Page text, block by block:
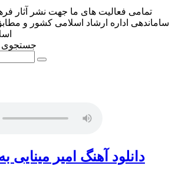
تمامی فعالیت های ما جهت نشر آثار
ساماندهی اداره ارشاد اسلامی کشور و
جستجوی
دانلود آهنگ امیر مینایی